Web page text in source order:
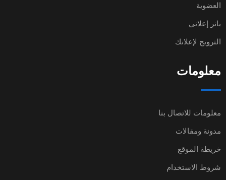
العضوية
بانر إعلاني
الترويج لإعلانك
معلومات
معلومات للاتصال بنا
مدونة ومقالات
خريطة الموقع
شروط الاستخدام